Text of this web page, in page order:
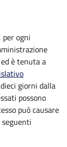
per ogni
è tenuta a
giorni dalla
possono
può causare